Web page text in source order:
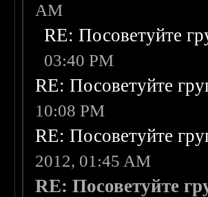
AM
RE: Посоветуйте
03:40 PM
RE: Посоветуйте
10:08 PM
RE: Посоветуйте
2012, 01:45 AM
RE: Посоветуйте